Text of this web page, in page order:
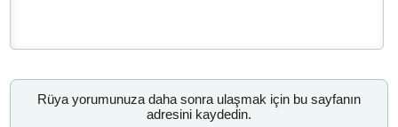
Rüya yorumunuza daha sonra ulaşmak için bu sayfanın
adresini kaydedin.